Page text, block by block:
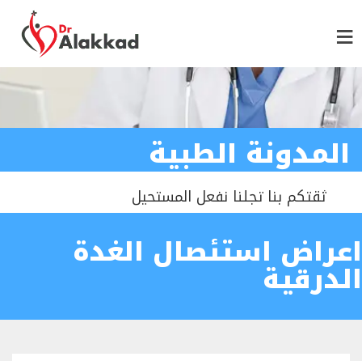
المدونة الطبية
ثقتكم بنا تجلنا نفعل المستحيل
اعراض استئصال الغدة
الدرقية